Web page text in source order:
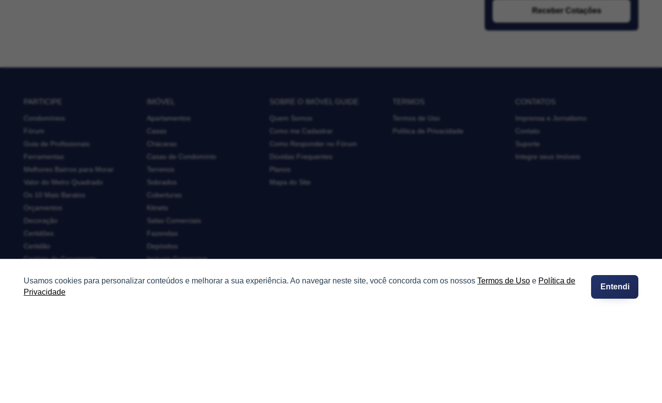
Receber Cotações
Usamos cookies para personalizar conteúdos e melhorar a sua experiência. Ao navegar neste site, você concorda com os nossos Termos de Uso e Política de
Privacidade
Entendi
PARTICIPE
Condomínios
Fórum
Guia de Profissionais
Ferramentas
Melhores Bairros para Morar
Valor do Metro Quadrado
Os 10 Mais Baratos
Orçamentos
Decoração
Certidões
Certidão
Cartório de Casamento
Tabelionato de Notas
Logradouro
IMÓVEL
Apartamentos
Casas
Chácaras
Casas de Condomínio
Terrenos
Sobrados
Coberturas
Kitnets
Salas Comerciais
Fazendas
Depósitos
Imóveis Comerciais
SOBRE O IMÓVEL GUIDE
Quem Somos
Como me Cadastrar
Como Responder no Fórum
Dúvidas Frequentes
Planos
Mapa do Site
TERMOS
Termos de Uso
Política de Privacidade
CONTATOS
Imprensa e Jornalismo
Contato
Suporte
Integre seus Imóveis